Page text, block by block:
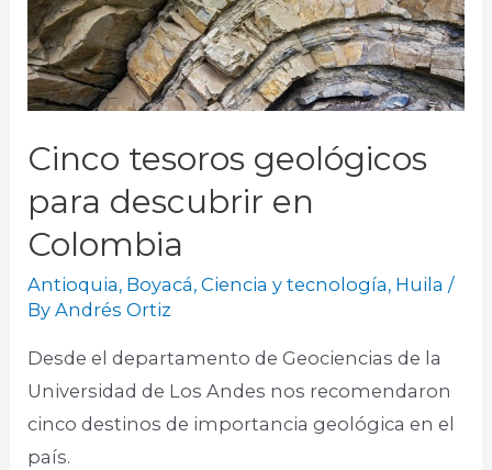
Cinco tesoros geológicos
para descubrir en
Colombia
Antioquia, Boyacá,Ciencia y tecnología, Huila /
ByAndrés Ortiz
Desde el departamento de Geociencias de la
Universidad de Los Andes nos recomendaron
cinco destinos de importancia geológica en el
país. ​